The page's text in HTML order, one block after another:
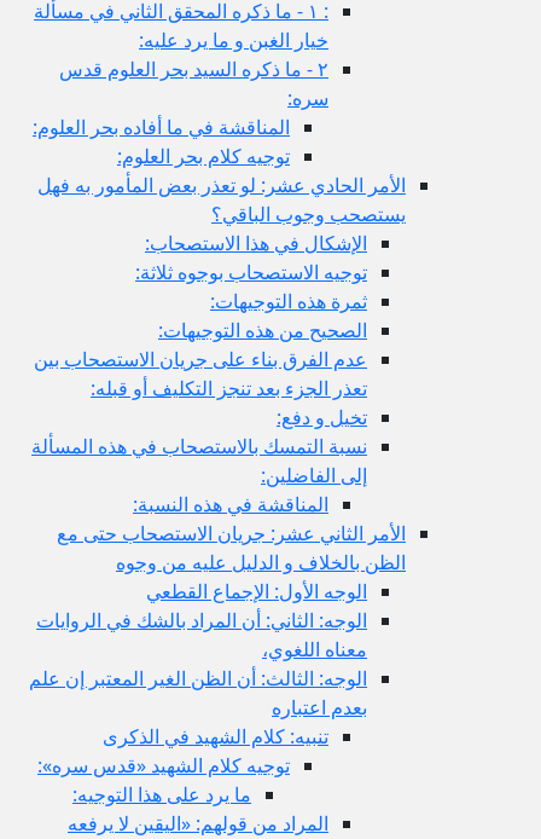
: ١ - ما ذكره المحقق الثاني في مسألة
خيار الغبن و ما يرد عليه:
٢ - ما ذكره السيد بحر العلوم قدس
سره:
المناقشة في ما أفاده بحر العلوم:
توجيه كلام بحر العلوم:
الأمر الحادي عشر: لو تعذر بعض المأمور به فهل
يستصحب وجوب الباقي؟
الإشكال في هذا الاستصحاب:
توجيه الاستصحاب بوجوه ثلاثة:
ثمرة هذه التوجيهات:
الصحيح من هذه التوجيهات:
عدم الفرق بناء على جريان الاستصحاب بين
تعذر الجزء بعد تنجز التكليف أو قبله:
تخيل و دفع:
نسبة التمسك بالاستصحاب في هذه المسألة
إلى الفاضلين:
المناقشة في هذه النسبة:
الأمر الثاني عشر: جريان الاستصحاب حتى مع
الظن بالخلاف و الدليل عليه من وجوه
الوجه الأول: الإجماع القطعي
الوجه: الثاني: أن المراد بالشك في الروايات
معناه اللغوي،
الوجه: الثالث: أن الظن الغير المعتبر إن علم
بعدم اعتباره
تنبيه: كلام الشهيد في الذكرى
توجيه كلام الشهيد «قدس سره»:
ما يرد على هذا التوجيه:
المراد من قولهم: «اليقين لا يرفعه